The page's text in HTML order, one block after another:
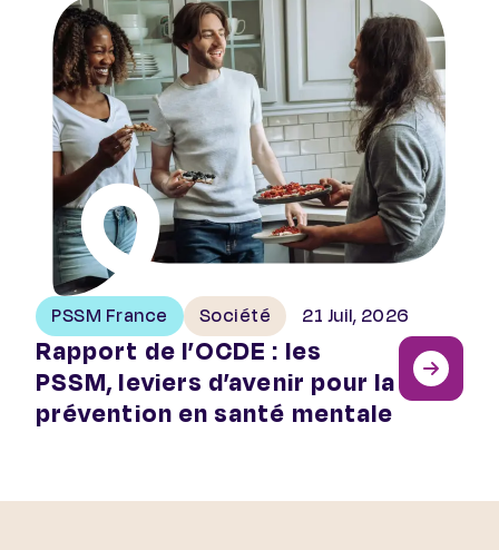
PSSM France Société 21 Juil, 2026
Rapport de l’OCDE : les
PSSM, leviers d’avenir pour la
prévention en santé mentale
Rapport de l’OCDE : les PSSM, leviers d’avenir pour